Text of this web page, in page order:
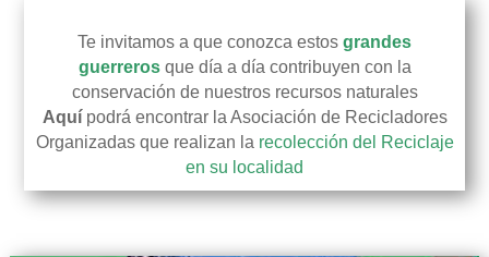
Te invitamos a que conozca estos grandes
guerrerosque día a día contribuyen con la
conservación de nuestros recursos naturales
Aquípodrá encontrar la Asociación de Recicladores
Organizadas que realizan la recolección del Reciclaje
en su localidad